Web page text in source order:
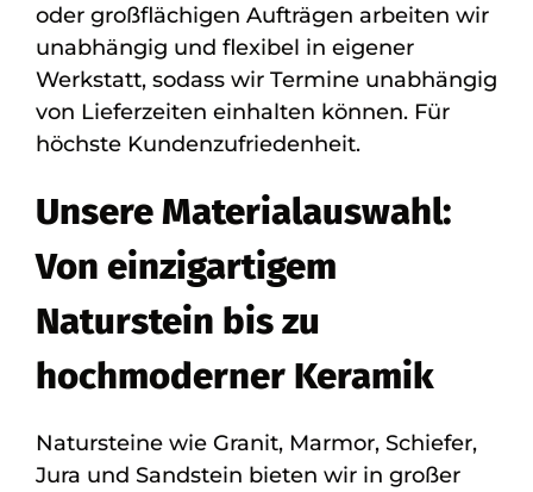
oder großflächigen Aufträgen arbeiten wir
unabhängig und flexibel in eigener
Werkstatt, sodass wir Termine unabhängig
von Lieferzeiten einhalten können. Für
höchste Kundenzufriedenheit.
Unsere Materialauswahl:
Von einzigartigem
Naturstein bis zu
hochmoderner Keramik
Natursteine wie Granit, Marmor, Schiefer,
Jura und Sandstein bieten wir in großer